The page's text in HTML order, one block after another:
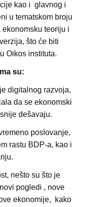
kao i glavnog i
u tematskom broju
ekonomsku teoriju i
što će biti
Oikos instituta.
su:
digitalnog razvoja,
da se ekonomski
dešavaju.
poslovanje,
rastu BDP-a, kao i
nešto su što je
pogledi , nove
ekonomije, kako